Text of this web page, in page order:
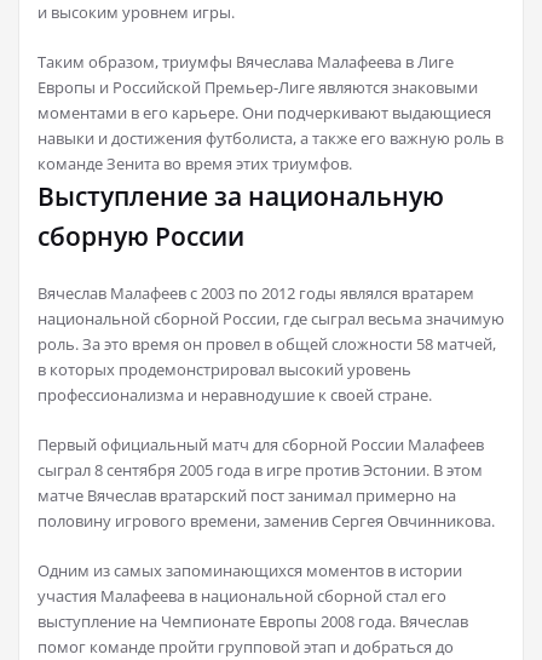
и высоким уровнем игры.
Таким образом, триумфы Вячеслава Малафеева в Лиге
Европы и Российской Премьер-Лиге являются знаковыми
моментами в его карьере. Они подчеркивают выдающиеся
навыки и достижения футболиста, а также его важную роль в
команде Зенита во время этих триумфов.
Выступление за национальную
сборную России
Вячеслав Малафеев с 2003 по 2012 годы являлся вратарем
национальной сборной России, где сыграл весьма значимую
роль. За это время он провел в общей сложности 58 матчей,
в которых продемонстрировал высокий уровень
профессионализма и неравнодушие к своей стране.
Первый официальный матч для сборной России Малафеев
сыграл 8 сентября 2005 года в игре против Эстонии. В этом
матче Вячеслав вратарский пост занимал примерно на
половину игрового времени, заменив Сергея Овчинникова.
Одним из самых запоминающихся моментов в истории
участия Малафеева в национальной сборной стал его
выступление на Чемпионате Европы 2008 года. Вячеслав
помог команде пройти групповой этап и добраться до